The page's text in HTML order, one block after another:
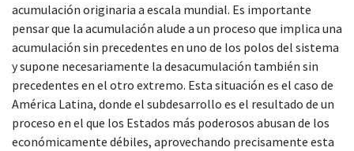
acumulación originaria a escala mundial. Es importante
pensar que la acumulación alude a un proceso que implica una
acumulación sin precedentes en uno de los polos del sistema
y supone necesariamente la desacumulación también sin
precedentes en el otro extremo. Esta situación es el caso de
América Latina, donde el subdesarrollo es el resultado de un
proceso en el que los Estados más poderosos abusan de los
económicamente débiles, aprovechando precisamente esta